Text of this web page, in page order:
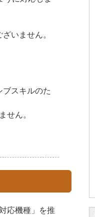
いません。
スキルのた
せん。
応機種」を推